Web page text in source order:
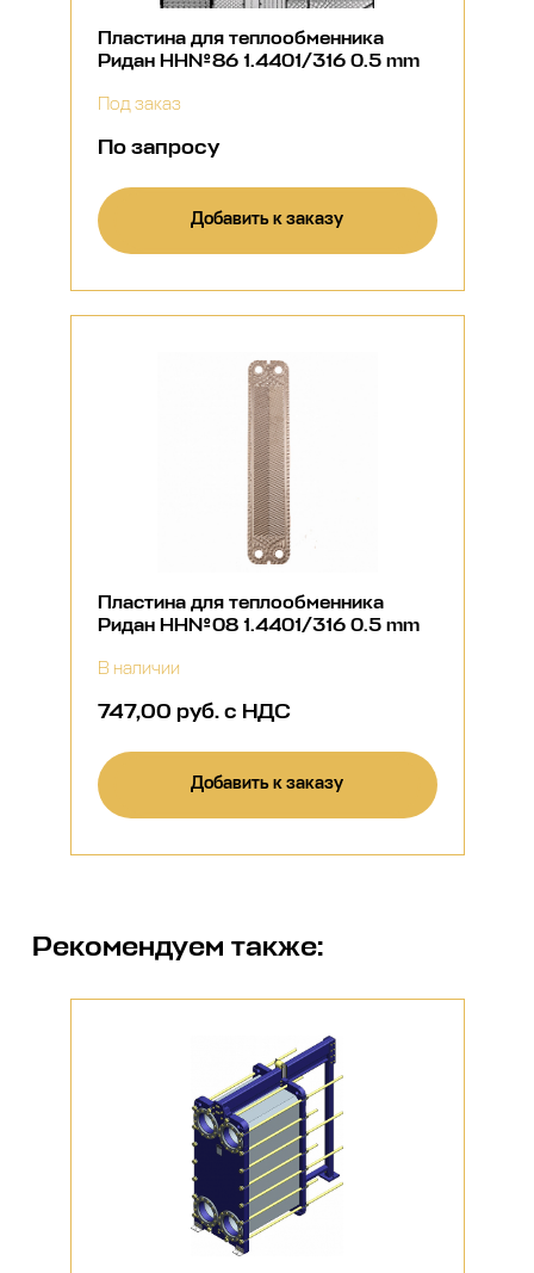
Пластина для теплообменника
Ридан НН№86 1.4401/316 0.5 mm
Под заказ
По запросу
Добавить к заказу
Пластина для теплообменника
Ридан НН№08 1.4401/316 0.5 mm
В наличии
747,00 руб. с НДС
Добавить к заказу
Рекомендуем также: